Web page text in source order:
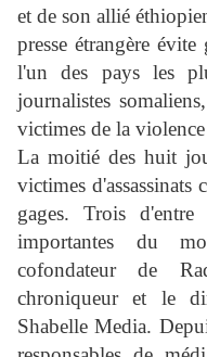
et de son allié
presse étrangère
l'un des pays les
journalistes
victimes de la
La moitié des huit
victimes d'assassinats
gages. Trois d'entre
importantes du
cofondateur de
chroniqueur et le
Shabelle Media.